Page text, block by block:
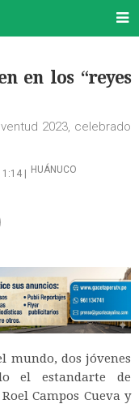
en los “reyes
2023, celebrado
|
HUÁNUCO
mundo, dos jóvenes
el estandarte de
Campos Cueva y